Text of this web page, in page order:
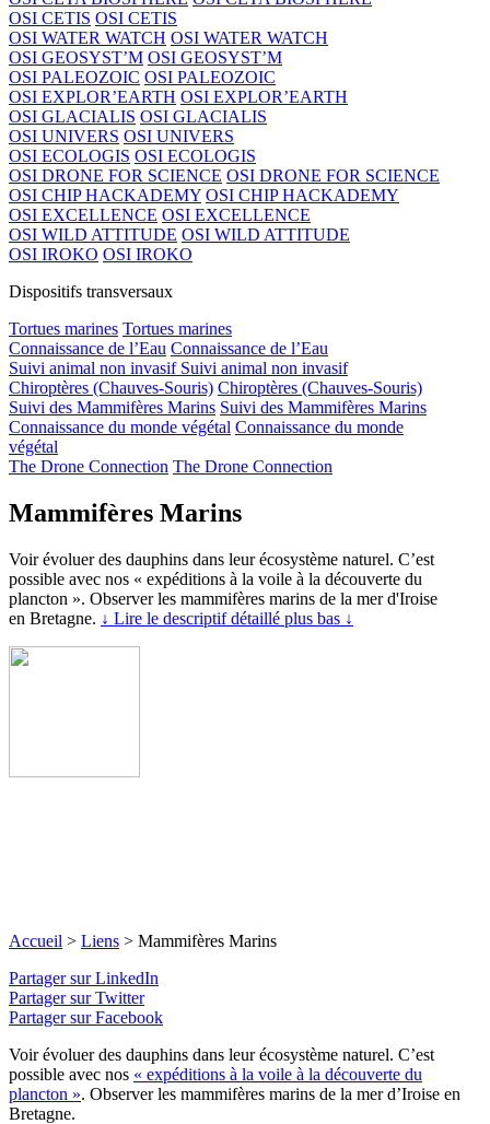
OSI CETIS OSI CETIS
OSI WATER WATCH OSI WATER WATCH
OSI GEOSYST’M OSI GEOSYST’M
OSI PALEOZOIC OSI PALEOZOIC
OSI EXPLOR’EARTH OSI EXPLOR’EARTH
OSI GLACIALIS OSI GLACIALIS
OSI UNIVERS OSI UNIVERS
OSI ECOLOGIS OSI ECOLOGIS
OSI DRONE FOR SCIENCE OSI DRONE FOR SCIENCE
OSI CHIP HACKADEMY OSI CHIP HACKADEMY
OSI EXCELLENCE OSI EXCELLENCE
OSI WILD ATTITUDE OSI WILD ATTITUDE
OSI IROKO OSI IROKO
Dispositifs transversaux
Tortues marines Tortues marines
Connaissance de l’Eau Connaissance de l’Eau
Suivi animal non invasif Suivi animal non invasif
Chiroptères (Chauves-Souris) Chiroptères (Chauves-Souris)
Suivi des Mammifères Marins Suivi des Mammifères Marins
Connaissance du monde végétal Connaissance du monde
végétal
The Drone Connection The Drone Connection
Mammifères Marins
Voir évoluer des dauphins dans leur écosystème naturel. C’est
possible avec nos « expéditions à la voile à la découverte du
plancton ». Observer les mammifères marins de la mer d'Iroise
en Bretagne. ↓ Lire le descriptif détaillé plus bas ↓
Accueil > Liens > Mammifères Marins
Partager sur LinkedIn
Partager sur Twitter
Partager sur Facebook
Voir évoluer des dauphins dans leur écosystème naturel. C’est
possible avec nos « expéditions à la voile à la découverte du
plancton ». Observer les mammifères marins de la mer d’Iroise en
Bretagne.